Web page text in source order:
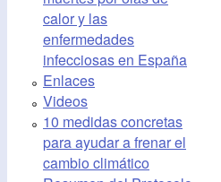
calor y las
enfermedades
infecciosas en España
Enlaces
Videos
10 medidas concretas
para ayudar a frenar el
cambio climático